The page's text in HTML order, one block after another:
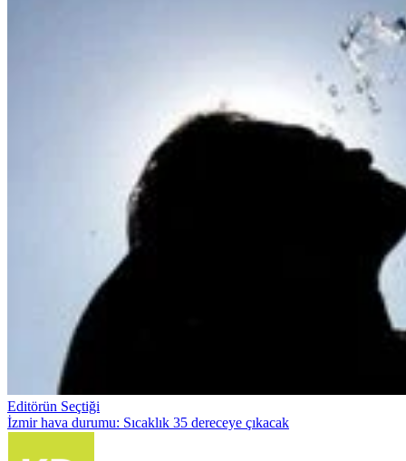
Editörün Seçtiği
İzmir hava durumu: Sıcaklık 35 dereceye çıkacak